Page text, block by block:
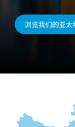
浏览我们的亚太